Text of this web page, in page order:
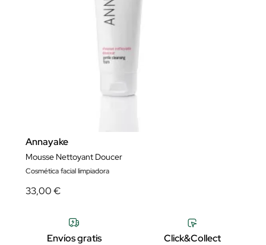
Annayake
Mousse Nettoyant Doucer
Cosmética facial limpiadora
33,00 €
Envíos gratis Click&Collect